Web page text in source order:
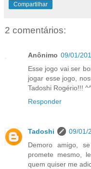
Compartilhar
2 comentários:
Anônimo 09/01/
Esse jogo vai ser
jogar esse jogo,
Tadoshi Rogério!!!
Responder
Tadoshi
09/01/
Demoro amigo,
promete mesmo,
quem quiser me